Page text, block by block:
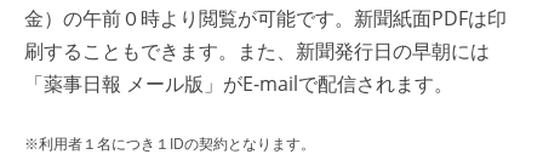
金）の午前０時より閲覧が可能です。新聞紙面PDFは印
刷することもできます。また、新聞発行日の早朝には
「薬事日報 メール版」がE-mailで配信されます。
※利用者１名につき１IDの契約となります。